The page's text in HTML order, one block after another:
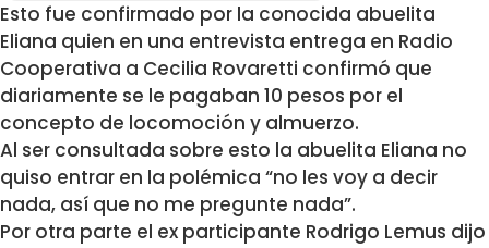
Esto fue confirmado por la conocida abuelita
Eliana quien en una entrevista entrega en Radio
Cooperativa a Cecilia Rovaretti confirmó que
diariamente se le pagaban 10 pesos por el
concepto de locomoción y almuerzo.
Al ser consultada sobre esto la abuelita Eliana no
quiso entrar en la polémica “no les voy a decir
nada, así que no me pregunte nada”.
Por otra parte el ex participante Rodrigo Lemus dijo